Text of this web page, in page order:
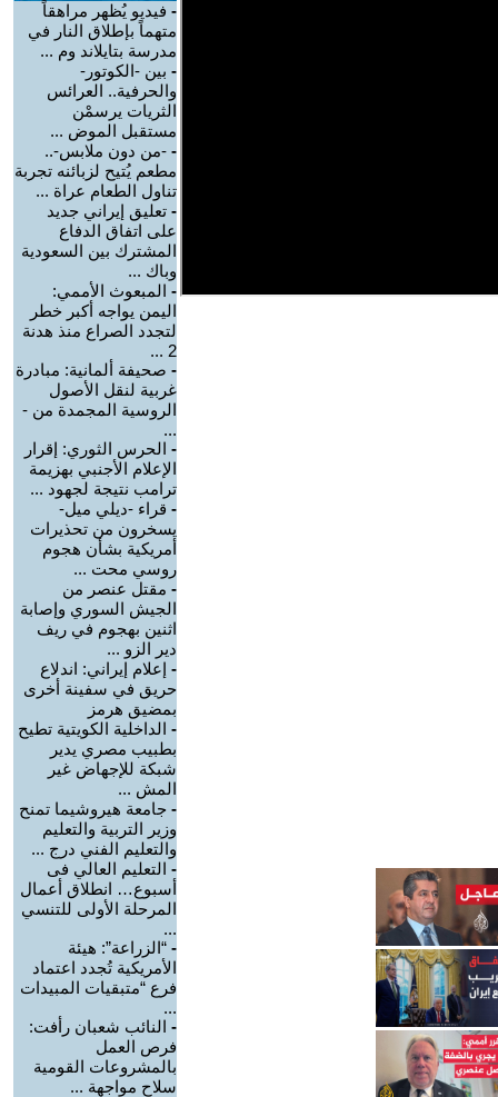
- فيديو يُظهر مراهقاً
متهماً بإطلاق النار في
مدرسة بتايلاند وم ...
- بين -الكوتور-
والحرفية.. العرائس
الثريات يرسمْن
مستقبل الموض ...
- -من دون ملابس-..
مطعم يُتيح لزبائنه تجربة
تناول الطعام عراة ...
- تعليق إيراني جديد
على اتفاق الدفاع
المشترك بين السعودية
وباك ...
- المبعوث الأممي:
اليمن يواجه أكبر خطر
لتجدد الصراع منذ هدنة
2 ...
- صحيفة ألمانية: مبادرة
غربية لنقل الأصول
الروسية المجمدة من -
...
- الحرس الثوري: إقرار
الإعلام الأجنبي بهزيمة
ترامب نتيجة لجهود ...
- قراء -ديلي ميل-
يسخرون من تحذيرات
أمريكية بشأن هجوم
روسي محت ...
- مقتل عنصر من
الجيش السوري وإصابة
اثنين بهجوم في ريف
دير الزو ...
- إعلام إيراني: اندلاع
حريق في سفينة أخرى
بمضيق هرمز
- الداخلية الكويتية تطيح
بطبيب مصري يدير
شبكة للإجهاض غير
المش ...
- جامعة هيروشيما تمنح
وزير التربية والتعليم
والتعليم الفني درج ...
- التعليم العالي فى
أسبوع… انطلاق أعمال
المرحلة الأولى للتنسي
...
- “الزراعة”: هيئة
الأمريكية تُجدد اعتماد
فرع “متبقيات المبيدات
...
- النائب شعبان رأفت:
فرص العمل
بالمشروعات القومية
سلاح مواجهة ...